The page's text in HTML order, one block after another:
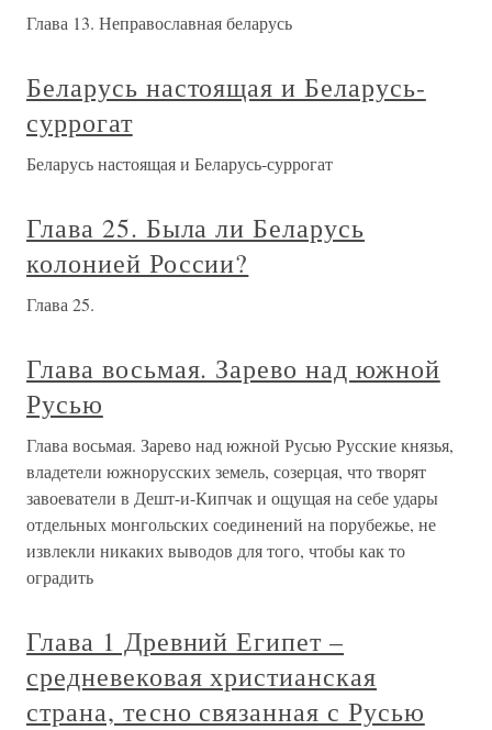
Глава 13. Неправославная беларусь
Беларусь настоящая и Беларусь-
суррогат
Беларусь настоящая и Беларусь-суррогат
Глава 25. Была ли Беларусь
колонией России?
Глава 25.
Глава восьмая. Зарево над южной
Русью
Глава восьмая. Зарево над южной Русью Русские князья,
владетели южнорусских земель, созерцая, что творят
завоеватели в Дешт-и-Кипчак и ощущая на себе удары
отдельных монгольских соединений на порубежье, не
извлекли никаких выводов для того, чтобы как то
оградить
Глава 1 Древний Египет –
средневековая христианская
страна, тесно связанная с Русью